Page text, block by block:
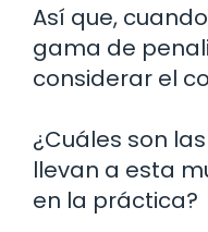
Así que,
gama de
considerar el
¿Cuáles son
llevan a esta
en la práctica?